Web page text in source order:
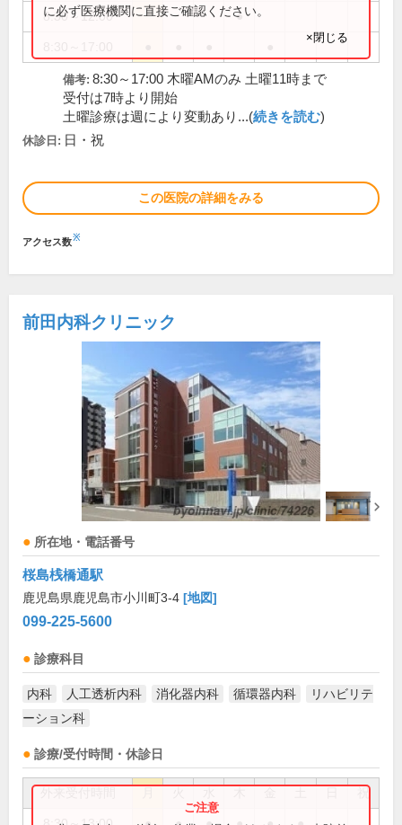
8:30～12:00 ●
に必ず医療機関に直接ご確認ください。
×閉じる
備考: 8:30～17:00 木曜AMのみ 土曜11時まで
受付は7時より開始
土曜診療は週により変動あり...(続きを読む)
休診日: 日・祝
この医院の詳細をみる
アクセス数※
前田内科クリニック
所在地・電話番号
桜島桟橋通駅
鹿児島県鹿児島市小川町3-4 [地図]
099-225-5600
診療科目
内科 人工透析内科 消化器内科 循環器内科
リハビリテ
ーション科
診療/受付時間・休診日
祝